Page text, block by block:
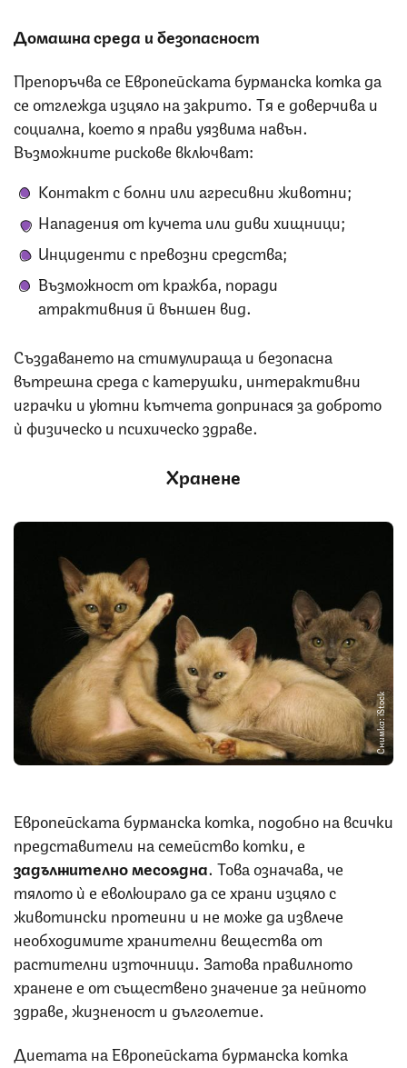
Домашна среда и безопасност
Препоръчва се Европейската бурманска котка да
се отглежда изцяло на закрито. Тя е доверчива и
социална, което я прави уязвима навън.
Възможните рискове включват:
Контакт с болни или агресивни животни;
Нападения от кучета или диви хищници;
Инциденти с превозни средства;
Възможност от кражба, поради
атрактивния й външен вид.
Създаването на стимулираща и безопасна
вътрешна среда с катерушки, интерактивни
играчки и уютни кътчета допринася за доброто
ѝ физическо и психическо здраве.
Хранене
Снимка: iStock
Европейската бурманска котка, подобно на всички
представители на семейство котки, е
задължително месоядна. Това означава, че
тялото ѝ е еволюирало да се храни изцяло с
животински протеини и не може да извлече
необходимите хранителни вещества от
растителни източници. Затова правилното
хранене е от съществено значение за нейното
здраве, жизненост и дълголетие.
Диетата на Европейската бурманска котка